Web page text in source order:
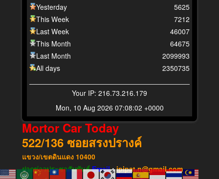
Yesterday
This Week
Last Week
This Month
Last Month
All days
5625
7212
46007
64675
2099993
2350735
Your IP: 216.73.216.179
Mon, 10 Aug 2026 07:08:02 +0000
Mortor Car Today
522/136 ซอยสรงปรางค์
แขวง​/เขต​ดินแดง​ 10400
ฝากข่าวประชาสัมพันธ์ Email:ipipat.n@gmail.com